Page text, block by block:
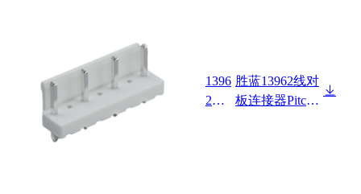
1396
2W0
胜蓝13962线对
板连接器Pitch